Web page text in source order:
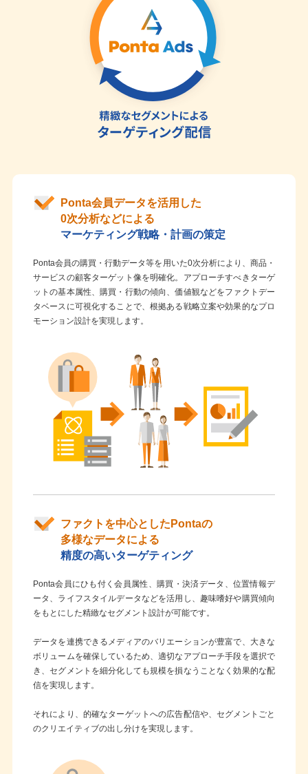
Ponta会員データを活用した
0次分析などによる
マーケティング戦略・計画の策定
Ponta会員の購買・行動データ等を用いた0次分析により、商品・
サービスの顧客ターゲット像を明確化。アプローチすべきターゲ
ットの基本属性、購買・行動の傾向、価値観などをファクトデー
タベースに可視化することで、根拠ある戦略立案や効果的なプロ
モーション設計を実現します。
ファクトを中心としたPontaの
多様なデータによる
精度の高いターゲティング
Ponta会員にひも付く会員属性、購買・決済データ、位置情報デ
ータ、ライフスタイルデータなどを活用し、趣味嗜好や購買傾向
をもとにした精緻なセグメント設計が可能です。
データを連携できるメディアのバリエーションが豊富で、大きな
ボリュームを確保しているため、適切なアプローチ手段を選択で
き、セグメントを細分化しても規模を損なうことなく効果的な配
信を実現します。
それにより、的確なターゲットへの広告配信や、セグメントごと
のクリエイティブの出し分けを実現します。